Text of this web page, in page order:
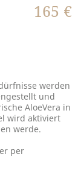
165 €
werden
und
AloeVera in
wird aktiviert
werde.
per